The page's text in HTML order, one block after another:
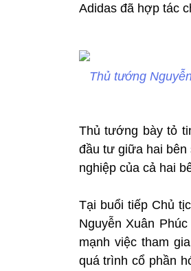
Adidas đã hợp tác
Thủ tướng
Thủ tướng bày tỏ
đầu tư giữa hai
nghiệp của cả hai
Tại buổi tiếp Chủ
Nguyễn Xuân
mạnh việc tham
quá trình cổ phần